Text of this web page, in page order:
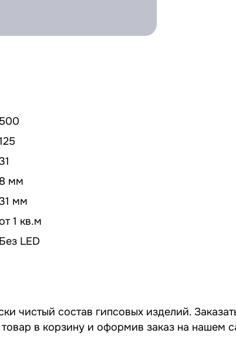
500
8 мм
мм
1 кв.м
Без LED
чистый состав гипсовых изделий.
в корзину и оформив заказ на нашем